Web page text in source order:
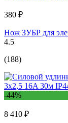
380 ₽
Нож ЗУБР для
4.5
(188)
-44%
8 410 ₽